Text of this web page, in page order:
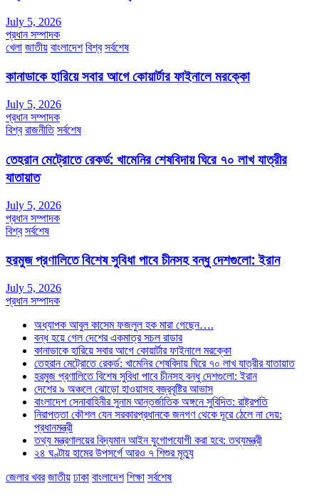
July 5, 2026
প্রধান সম্পাদক
খেলা জাতীয় বাংলাদেশ বিশ্ব সর্বশেষ
কানাডাকে হারিয়ে সবার আগে কোয়ার্টার ফাইনালে মরক্কো
July 5, 2026
প্রধান সম্পাদক
বিশ্ব রাজনীতি সর্বশেষ
তেহরান মেট্রোতে রেকর্ড: খামেনির শেষবিদায় ঘিরে ৭০ লাখ যাত্রীর
যাতায়াত
July 5, 2026
প্রধান সম্পাদক
বিশ্ব সর্বশেষ
হরমুজ প্রণালিতে বিশেষ সুবিধা পাবে চীনসহ বন্ধু দেশগুলো: ইরান
July 5, 2026
প্রধান সম্পাদক
অধ্যাপক আবুল কাসেম ফজলুল হক মারা গেছেন….
বন্ধ হয়ে গেল দেশের একমাত্র সচল রাডার
কানাডাকে হারিয়ে সবার আগে কোয়ার্টার ফাইনালে মরক্কো
তেহরান মেট্রোতে রেকর্ড: খামেনির শেষবিদায় ঘিরে ৭০ লাখ যাত্রীর যাতায়াত
হরমুজ প্রণালিতে বিশেষ সুবিধা পাবে চীনসহ বন্ধু দেশগুলো: ইরান
দেশের ৯ অঞ্চলে ঝোড়ো হাওয়াসহ বজ্রবৃষ্টির আভাস
বাংলাদেশ সেনাবাহিনীর সুনাম আন্তর্জাতিক অঙ্গনে সুবিদিত: রাষ্ট্রপতি
নিরাপত্তা কৌশল যেন সরকারপ্রধানকে জনগণ থেকে দূরে ঠেলে না দেয়:
প্রধানমন্ত্রী
তথ্য মন্ত্রণালয়ের বিদ্যমান আইন যুগোপযোগী করা হবে: তথ্যমন্ত্রী
২৪ ঘণ্টায় হামের উপসর্গে আরও ৭ শিশুর মৃত্যু
জেলার খবর জাতীয় ঢাকা বাংলাদেশ শিক্ষা সর্বশেষ